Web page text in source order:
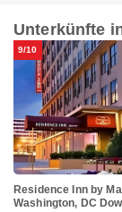
Unterkünfte
9/10
Residence Inn by
Washington, DC